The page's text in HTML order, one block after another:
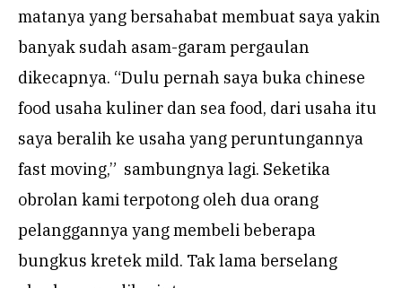
matanya yang bersahabat membuat saya yakin
banyak sudah asam-garam pergaulan
dikecapnya. “Dulu pernah saya buka chinese
food usaha kuliner dan sea food, dari usaha itu
saya beralih ke usaha yang peruntungannya
fast moving,” sambungnya lagi. Seketika
obrolan kami terpotong oleh dua orang
pelanggannya yang membeli beberapa
bungkus kretek mild. Tak lama berselang